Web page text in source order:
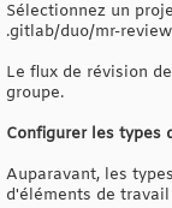
Sélectionnez un
.gitlab/duo/mr-
Le flux de révision
groupe.
Configurer les types
Auparavant, les
d'éléments de